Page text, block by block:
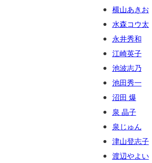
横山あきお
水森コウ太
永井秀和
江崎英子
池波志乃
池田秀一
沼田 爆
泉 晶子
泉じゅん
津山登志子
渡辺やよい